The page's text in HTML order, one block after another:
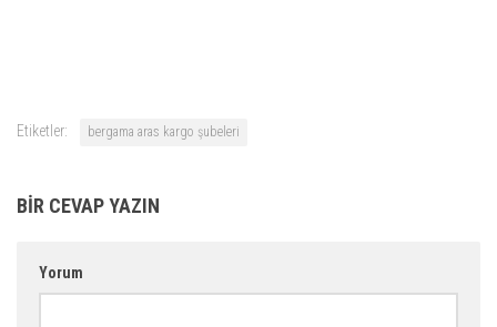
Etiketler: bergama aras kargo şubeleri
BIR CEVAP YAZIN
Yorum